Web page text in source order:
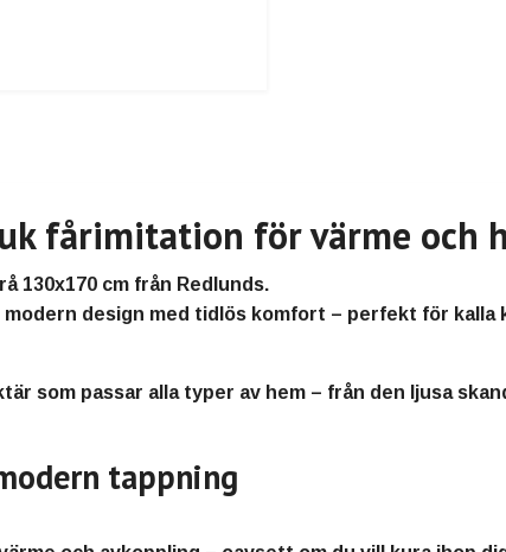
fårimitation för värme och
130x170 cm från Redlunds.
modern design med tidlös komfort – perfekt för kalla
som passar alla typer av hem – från den ljusa
tappning